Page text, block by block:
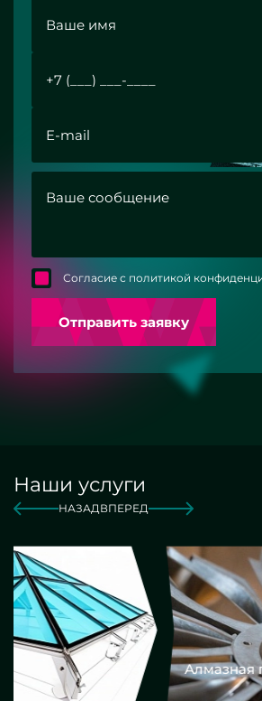
Согласие с политикой
Отправить заявку
Наши услуги
НАЗАДВПЕРЕД
Алмазная гравировка